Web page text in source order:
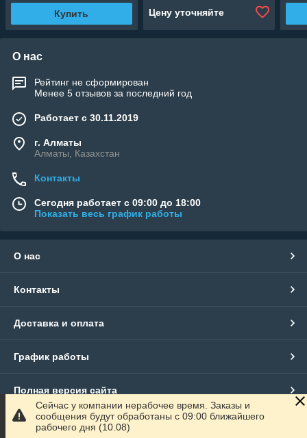
Купить Цену уточняйте
О нас
Рейтинг не сформирован
Менее 5 отзывов за последний год
Работает с 30.11.2019
г. Алматы
Алматы, Казахстан
Контакты
Сегодня работает с 09:00 до 18:00
Показать весь график работы
О нас
Контакты
Доставка и оплата
График работы
Полная версия сайта
Сайт создан на маркетплейсе
Сейчас у компании нерабочее время. Заказы и
сообщения будут обработаны с 09:00 ближайшего
рабочего дня (10.08)